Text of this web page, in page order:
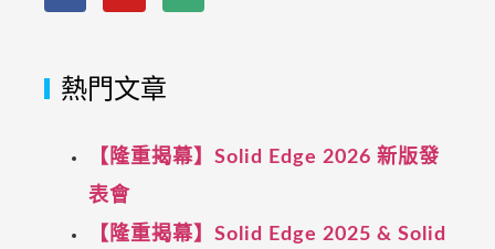
熱門文章
【隆重揭幕】Solid Edge 2026 新版發
表會
【隆重揭幕】Solid Edge 2025 & Solid